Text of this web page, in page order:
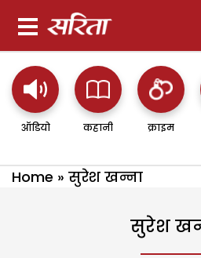
ऑडियो कहानी क्राइम
Home » सुरेश खन्ना
सुरेश